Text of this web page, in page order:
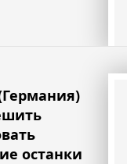
останки